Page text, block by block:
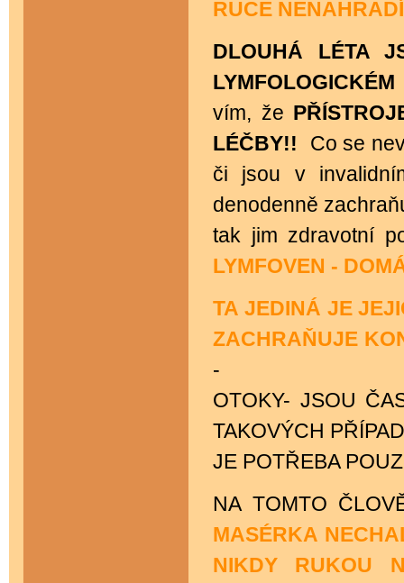
RUCE
DLOUHÁ LÉTA
vím, že
LÉČBY!!
Co se
či jsou v
denodenně
tak jim zdravotní
LYMFOVEN -
TA JEDINÁ JE
ZACHRAŇUJE
-
OTOKY- JSOU
TAKOVÝCH
JE POTŘEBA
NA TOMTO
MASÉRKA
NIKDY RUKOU